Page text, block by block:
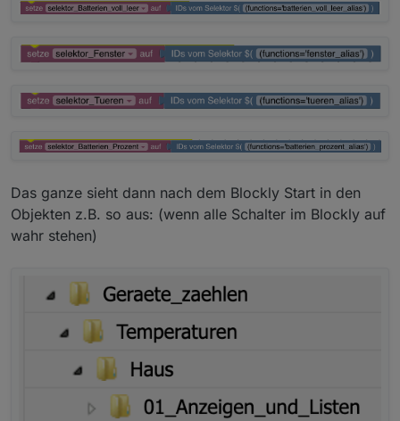
Das ganze sieht dann nach dem Blockly Start in den
Objekten z.B. so aus: (wenn alle Schalter im Blockly auf
wahr stehen)